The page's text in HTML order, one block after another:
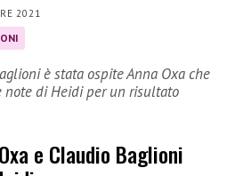
2021
è stata ospite Anna Oxa che
di Heidi per un risultato
e Claudio Baglioni